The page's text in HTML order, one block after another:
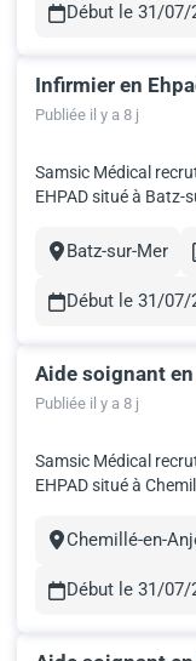
Début le 31/07/
Infirmier en
Publiée il y a 8 j
Samsic Médical
EHPAD situé à Batz-sur-Mer. Horaires : Jour
intérim avec Samsic Médical,
Ville
Batz-sur-Mer
Début le 31/07/
Aide soignant
Publiée il y a 8 j
Samsic Médical
EHPAD situé à Chemillé-en-Anjou.
en intérim avec Samsic
Ville
Chemillé-en-
Début le 31/07/